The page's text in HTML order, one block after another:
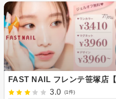
FAST NAIL フレンテ笹塚店
3.0
(1件)